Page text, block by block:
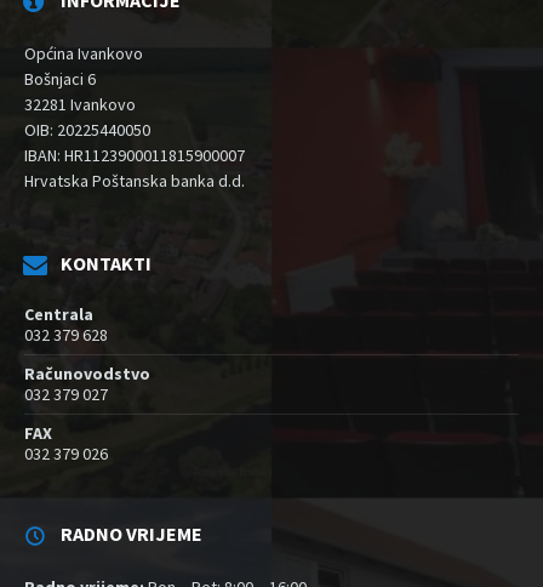
Općina Ivankovo
Bošnjaci 6
32281 Ivankovo
OIB: 20225440050
IBAN: HR1123900011815900007
Hrvatska Poštanska banka d.d.
KONTAKTI
Centrala
032 379 628
Računovodstvo
032 379 027
FAX
032 379 026
RADNO VRIJEME